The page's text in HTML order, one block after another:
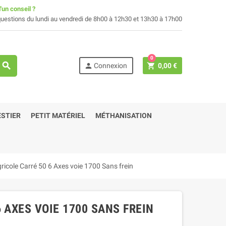
conseil ?
du lundi au vendredi de 8h00 à 12h30 et 13h30 à 17h00
search person Connexion shopping_cart 0,00 €
0
PETIT MATÉRIEL MÉTHANISATION
Carré 50 6 Axes voie 1700 Sans frein
AXES VOIE 1700 SANS FREIN